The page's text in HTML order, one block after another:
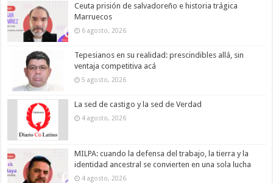
Ceuta prisión de salvadoreño e historia trágica
Marruecos
6 agosto, 2026
Tepesianos en su realidad: prescindibles allá, sin
ventaja competitiva acá
5 agosto, 2026
La sed de castigo y la sed de Verdad
4 agosto, 2026
MILPA: cuando la defensa del trabajo, la tierra y la
identidad ancestral se convierten en una sola lucha
4 agosto, 2026